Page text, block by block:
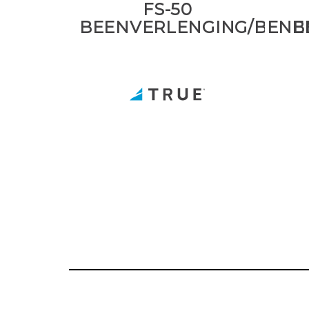
FS-50
BEENVERLENGING/